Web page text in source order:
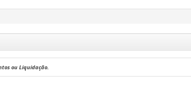
ou Liquidação.